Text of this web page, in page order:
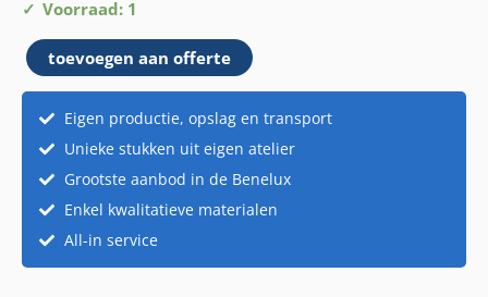
Voorraad: 1
Bloemenslinger
aantal
toevoegen aan offerte
Eigen productie, opslag en transport
Unieke stukken uit eigen atelier
Grootste aanbod in de Benelux
Enkel kwalitatieve materialen
All-in service